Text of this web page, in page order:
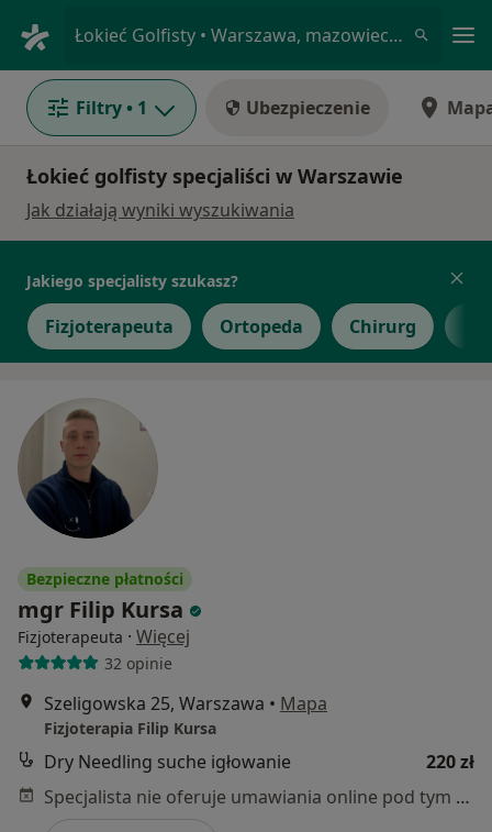
Łokieć Golfisty • Warszawa, mazowieckie
Filtry • 1 Ubezpieczenie
Łokieć golfisty specjaliści w Warszawie
Jak działają wyniki wyszukiwania
Jakiego specjalisty szukasz?
Fizjoterapeuta Ortopeda Chirurg
Bezpieczne płatności
mgr Filip Kursa
Fizjoterapeuta · Więcej
32 opinie
Szeligowska 25, Warszawa • Mapa
Fizjoterapia Filip Kursa
Dry Needling suche igłowanie
220 zł
Specjalista nie oferuje umawiania online pod tym adresem.